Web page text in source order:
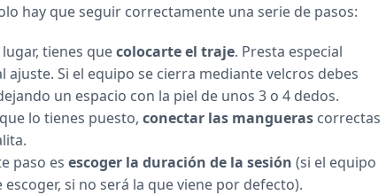
hay que seguir correctamente una serie de pasos:
tienes quecolocarte el traje. Presta especial
ajuste. Si el equipo se cierra mediante velcros debes
un espacio con la piel de unos 3 o 4 dedos.
lo tienes puesto, conectar las mangueras correctas
paso es escoger la duración de la sesión (si el equipo
si no será la que viene por defecto).